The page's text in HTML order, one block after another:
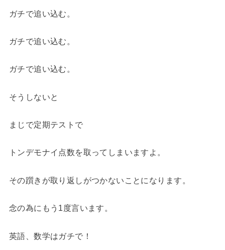
ガチで追い込む。
ガチで追い込む。
ガチで追い込む。
そうしないと
まじで定期テストで
トンデモナイ点数を取ってしまいますよ。
その躓きが取り返しがつかないことになります。
念の為にもう1度言います。
英語、数学はガチで！